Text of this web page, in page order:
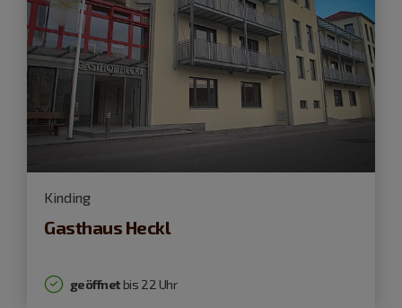
Kinding
Gasthaus Heckl
geöffnetbis 22 Uhr